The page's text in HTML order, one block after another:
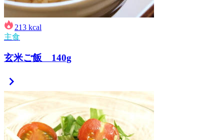
213 kcal
主食
玄米ご飯 140g